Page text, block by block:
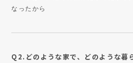
なったから
Q2.どのような家で、どのような暮